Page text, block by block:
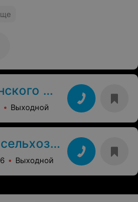
МУПК
Выходной
Выходной